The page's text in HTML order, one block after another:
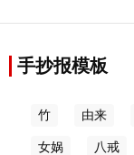
手抄报模板
竹 由来
女娲 八戒